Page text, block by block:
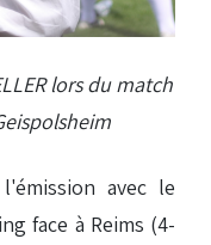
lors du match
avec le
face à Reims (4-